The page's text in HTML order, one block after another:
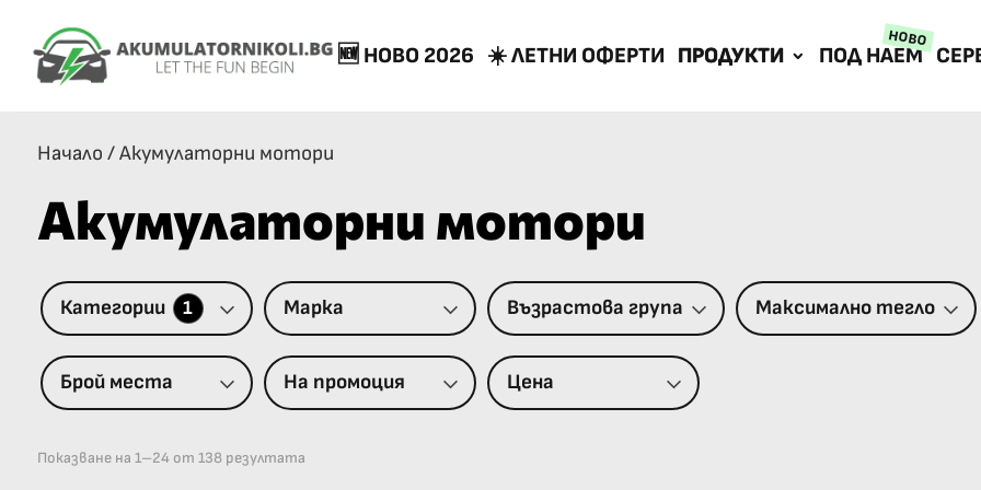
🆕 НОВО 2026 ☀️ ЛЕТНИ ОФЕРТИ ПРОДУКТИ ПОД НАЕМ
НОВО
Начало /Акумулаторни мотори
Акумулаторни мотори
Категории 1 Марка Възрастова група Максимално тегло
Брой места На промоция Цена
Показване на 1–24 от 138 резултата